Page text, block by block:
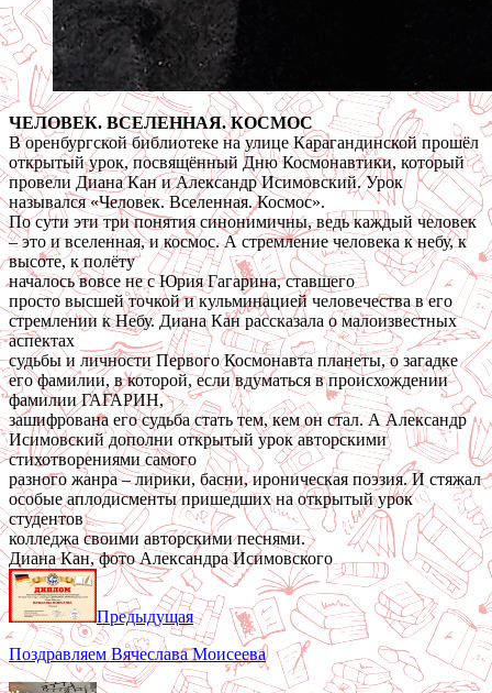
ЧЕЛОВЕК. ВСЕЛЕННАЯ. КОСМОС
В оренбургской библиотеке на улице Карагандинской прошёл
открытый урок, посвящённый Дню Космонавтики, который
провели Диана Кан и Александр Исимовский. Урок
назывался «Человек. Вселенная. Космос».
По сути эти три понятия синонимичны, ведь каждый человек
– это и вселенная, и космос. А стремление человека к небу, к
высоте, к полёту
началось вовсе не с Юрия Гагарина, ставшего
просто высшей точкой и кульминацией человечества в его
стремлении к Небу. Диана Кан рассказала о малоизвестных
аспектах
судьбы и личности Первого Космонавта планеты, о загадке
его фамилии, в которой, если вдуматься в происхождении
фамилии ГАГАРИН,
зашифрована его судьба стать тем, кем он стал. А Александр
Исимовский дополни открытый урок авторскими
стихотворениями самого
разного жанра – лирики, басни, ироническая поэзия. И стяжал
особые аплодисменты пришедших на открытый урок
студентов
колледжа своими авторскими песнями.
Диана Кан, фото Александра Исимовского
Предыдущая
Поздравляем Вячеслава Моисеева